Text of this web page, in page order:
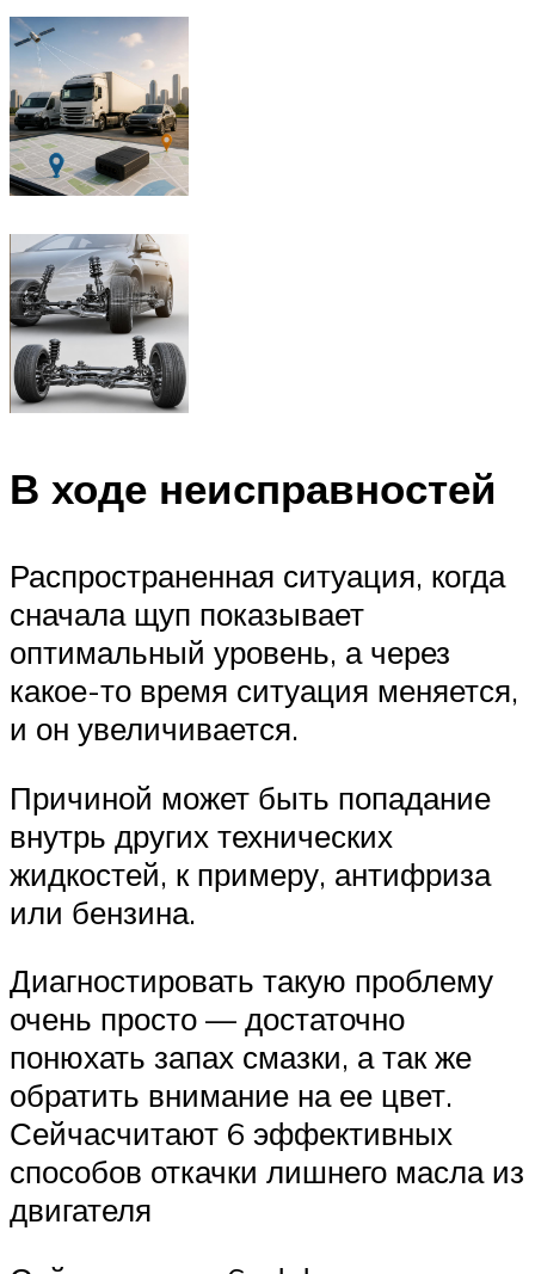
В ходе неисправностей
Распространенная ситуация, когда
сначала щуп показывает
оптимальный уровень, а через
какое-то время ситуация меняется,
и он увеличивается.
Причиной может быть попадание
внутрь других технических
жидкостей, к примеру, антифриза
или бензина.
Диагностировать такую проблему
очень просто — достаточно
понюхать запах смазки, а так же
обратить внимание на ее цвет.
Сейчасчитают 6 эффективных
способов откачки лишнего масла из
двигателя